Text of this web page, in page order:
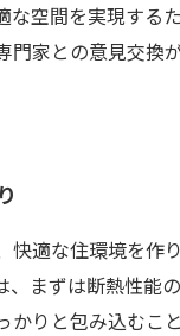
な空間を実現する
門家との意見交換
快適な住環境を作
、まずは断熱性能
かりと包み込むこ